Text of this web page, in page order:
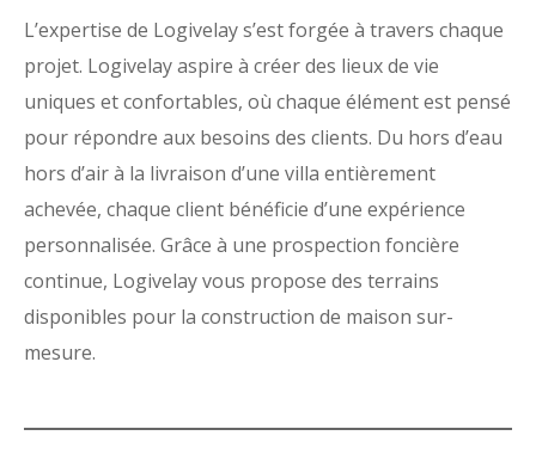
L’expertise de Logivelay s’est forgée à travers chaque
projet. Logivelay aspire à créer des lieux de vie
uniques et confortables, où chaque élément est pensé
pour répondre aux besoins des clients. Du hors d’eau
hors d’air à la livraison d’une villa entièrement
achevée, chaque client bénéficie d’une expérience
personnalisée. Grâce à une prospection foncière
continue, Logivelay vous propose des terrains
disponibles pour la construction de maison sur-
mesure.